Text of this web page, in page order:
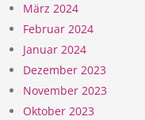
März 2024
Februar 2024
Januar 2024
Dezember 2023
November 2023
Oktober 2023